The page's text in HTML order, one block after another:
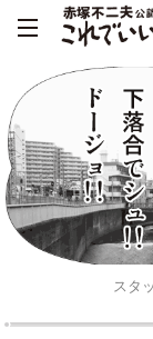
スタ